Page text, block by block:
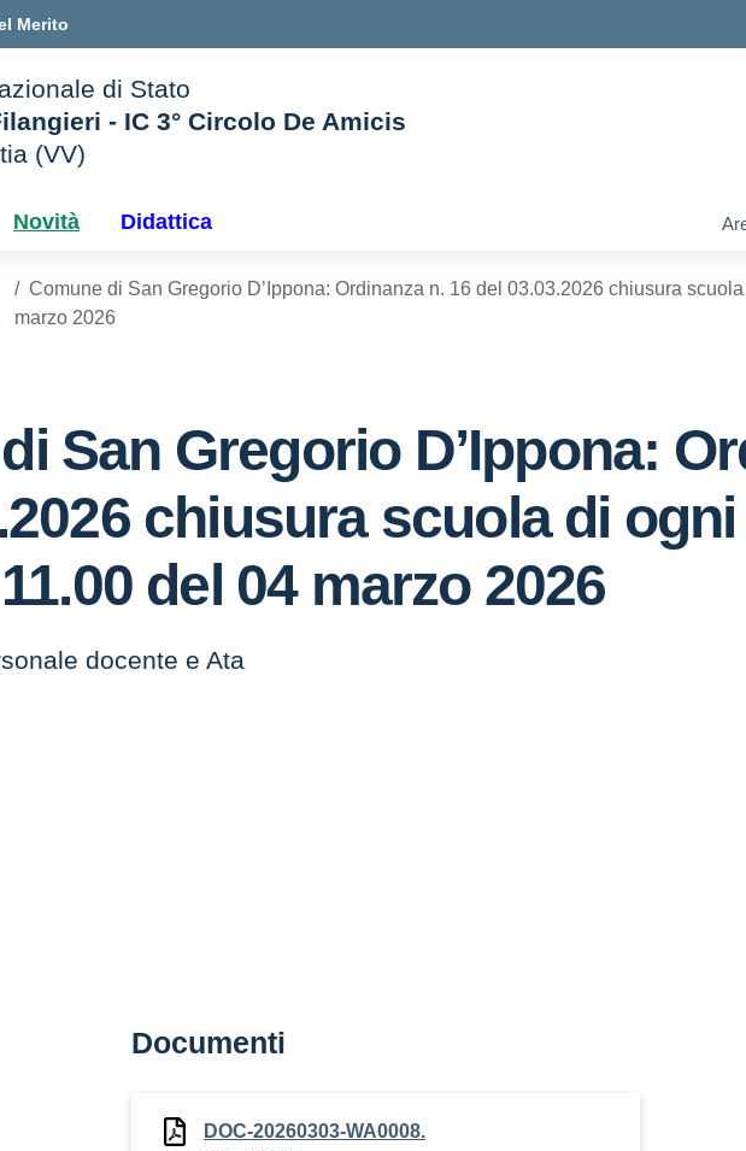
Merito
di Stato
- IC 3° Circolo De Amicis
(VV)
Novità Didattica
Comune di San Gregorio D’Ippona: Ordinanza n. 16 del 03.03.2026 chiusura
marzo 2026
San Gregorio D’Ippona:
chiusura scuola di
del 04 marzo 2026
docente e Ata
Documenti
DOC-20260303-WA0008.